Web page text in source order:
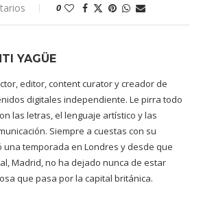
0
YAGÜE
editor, content curator y creador de
digitales independiente. Le pirra todo
las letras, el lenguaje artístico y las
Siempre a cuestas con su
una temporada en Londres y desde que
Madrid, no ha dejado nunca de estar
que pasa por la capital británica.